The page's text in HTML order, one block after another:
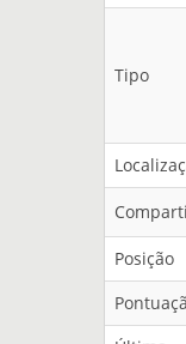
Tipo
Posição